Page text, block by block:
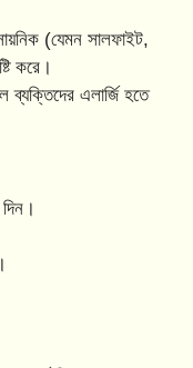
(যেমন সালফাইট,
করে।
এলার্জি হতে
দিন।